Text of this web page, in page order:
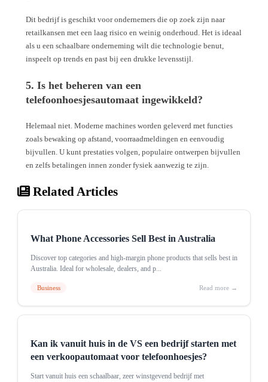
Dit bedrijf is geschikt voor ondernemers die op zoek zijn naar
retailkansen met een laag risico en weinig onderhoud. Het is ideaal
als u een schaalbare onderneming wilt die technologie benut,
inspeelt op trends en past bij een drukke levensstijl.
5. Is het beheren van een
telefoonhoesjesautomaat ingewikkeld?
Helemaal niet. Moderne machines worden geleverd met functies
zoals bewaking op afstand, voorraadmeldingen en eenvoudig
bijvullen. U kunt prestaties volgen, populaire ontwerpen bijvullen
en zelfs betalingen innen zonder fysiek aanwezig te zijn.
Related Articles
What Phone Accessories Sell Best in Australia
Discover top categories and high-margin phone products that sells best in
Australia. Ideal for wholesale, dealers, and p...
Business Read more →
Kan ik vanuit huis in de VS een bedrijf starten met
een verkoopautomaat voor telefoonhoesjes?
Start vanuit huis een schaalbaar, zeer winstgevend bedrijf met